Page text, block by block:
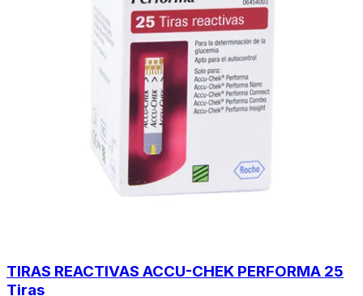
TIRAS REACTIVAS ACCU-CHEK PERFORMA 25
Tiras